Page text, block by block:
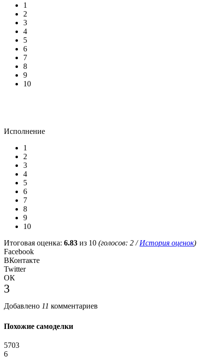
1
2
3
4
5
6
7
8
9
10
Исполнение
1
2
3
4
5
6
7
8
9
10
Итоговая оценка: 6.83 из 10 (голосов: 2 /История оценок)
Facebook
ВКонтакте
Twitter
ОК
3
Добавлено 11 комментариев
Похожие самоделки
5703
6